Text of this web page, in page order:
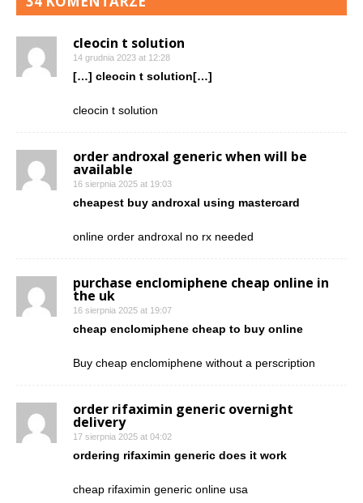
cleocin t solution
14 grudnia 2023 at 12:28
[…] cleocin t solution[…]
cleocin t solution
order androxal generic when will be
available
16 sierpnia 2025 at 19:03
cheapest buy androxal using mastercard
online order androxal no rx needed
purchase enclomiphene cheap online in
the uk
16 sierpnia 2025 at 19:07
cheap enclomiphene cheap to buy online
Buy cheap enclomiphene without a perscription
order rifaximin generic overnight
delivery
17 sierpnia 2025 at 04:02
ordering rifaximin generic does it work
cheap rifaximin generic online usa